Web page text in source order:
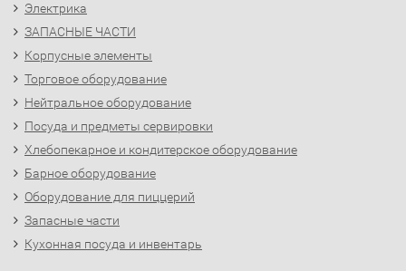
Электрика
ЗАПАСНЫЕ ЧАСТИ
Корпусные элементы
Торговое оборудование
Нейтральное оборудование
Посуда и предметы сервировки
Хлебопекарное и кондитерское оборудование
Барное оборудование
Оборудование для пиццерий
Запасные части
Кухонная посуда и инвентарь